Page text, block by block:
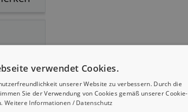
verwendet Cookies.
unserer Website zu verbessern. Durch die
Sie der Verwendung von Cookies gemäß unserer Cookie-
Weitere Informationen / Datenschutz